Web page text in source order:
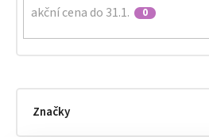
akční cena do 31.1. 0
Značky